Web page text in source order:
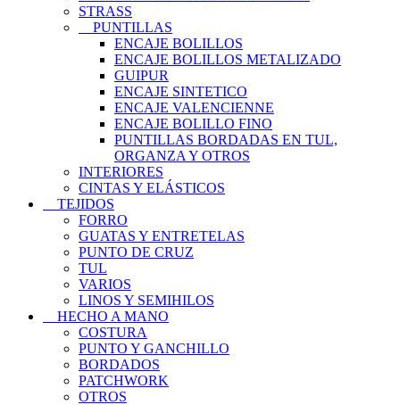
STRASS
PUNTILLAS
ENCAJE BOLILLOS
ENCAJE BOLILLOS METALIZADO
GUIPUR
ENCAJE SINTETICO
ENCAJE VALENCIENNE
ENCAJE BOLILLO FINO
PUNTILLAS BORDADAS EN TUL,
ORGANZA Y OTROS
INTERIORES
CINTAS Y ELÁSTICOS
TEJIDOS
FORRO
GUATAS Y ENTRETELAS
PUNTO DE CRUZ
TUL
VARIOS
LINOS Y SEMIHILOS
HECHO A MANO
COSTURA
PUNTO Y GANCHILLO
BORDADOS
PATCHWORK
OTROS